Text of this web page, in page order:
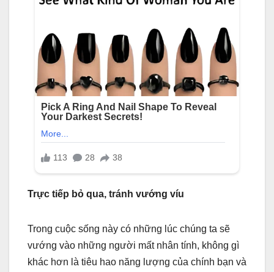
Trực tiếp bỏ qua, tránh vướng víu
Trong cuộc sống này có những lúc chúng ta sẽ
vướng vào những người mất nhân tính, không gì
khác hơn là tiêu hao năng lượng của chính bạn và